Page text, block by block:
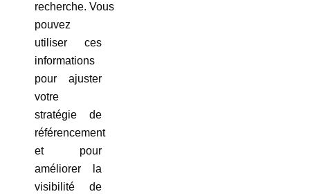
recherche. Vous
pouvez
utiliser ces
informations
pour ajuster
votre
stratégie de
référencement
et pour
améliorer la
visibilité de